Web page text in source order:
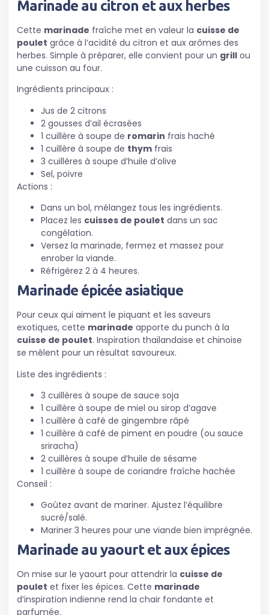
Marinade au citron et aux herbes
Cette marinade fraîche met en valeur la cuisse de
poulet grâce à l’acidité du citron et aux arômes des
herbes. Simple à préparer, elle convient pour un grill ou
une cuisson au four.
Ingrédients principaux :
Jus de 2 citrons
2 gousses d’ail écrasées
1 cuillère à soupe de romarin frais haché
1 cuillère à soupe de thym frais
3 cuillères à soupe d’huile d’olive
Sel, poivre
Actions :
Dans un bol, mélangez tous les ingrédients.
Placez les cuisses de poulet dans un sac
congélation.
Versez la marinade, fermez et massez pour
enrober la viande.
Réfrigérez 2 à 4 heures.
Marinade épicée asiatique
Pour ceux qui aiment le piquant et les saveurs
exotiques, cette marinade apporte du punch à la
cuisse de poulet. Inspiration thaïlandaise et chinoise
se mêlent pour un résultat savoureux.
Liste des ingrédients :
3 cuillères à soupe de sauce soja
1 cuillère à soupe de miel ou sirop d’agave
1 cuillère à café de gingembre râpé
1 cuillère à café de piment en poudre (ou sauce
sriracha)
2 cuillères à soupe d’huile de sésame
1 cuillère à soupe de coriandre fraîche hachée
Conseil :
Goûtez avant de mariner. Ajustez l’équilibre
sucré/salé.
Mariner 3 heures pour une viande bien imprégnée.
Marinade au yaourt et aux épices
On mise sur le yaourt pour attendrir la cuisse de
poulet et fixer les épices. Cette marinade
d’inspiration indienne rend la chair fondante et
parfumée.